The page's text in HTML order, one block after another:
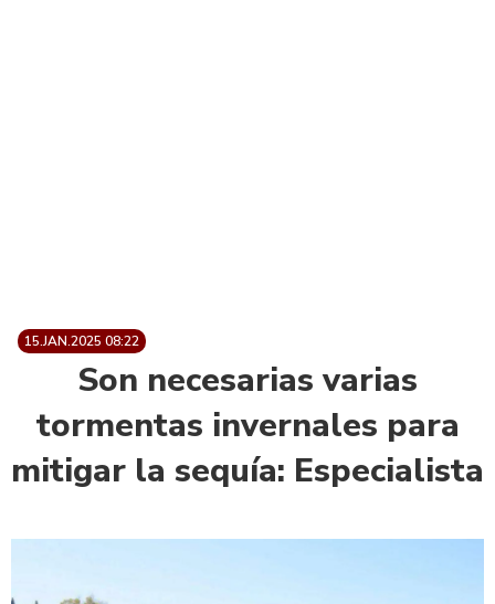
15.JAN.2025 08:22
Son necesarias varias
tormentas invernales para
mitigar la sequía: Especialista